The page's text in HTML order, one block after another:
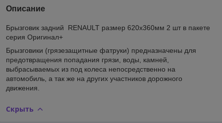
Описание
Брызговик задний RENAULT размер 620х360мм 2 шт в пакете
серия Оригинал+
Брызговики (грязезащитные фатруки) предназначены для
предотвращения попадания грязи, воды, камней,
выбрасываемых из под колеса непосредственно на
автомобиль, а так же на других участников дорожного
движения.
Скрыть